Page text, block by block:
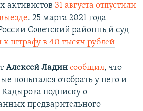
активистов 31 августа отпустили
. 25 марта 2021 года
Советский районный суд
к штрафу в 40 тысяч рублей.
Алексей Ладин сообщил, что
попытался отобрать у него и
подписку о
предварительного